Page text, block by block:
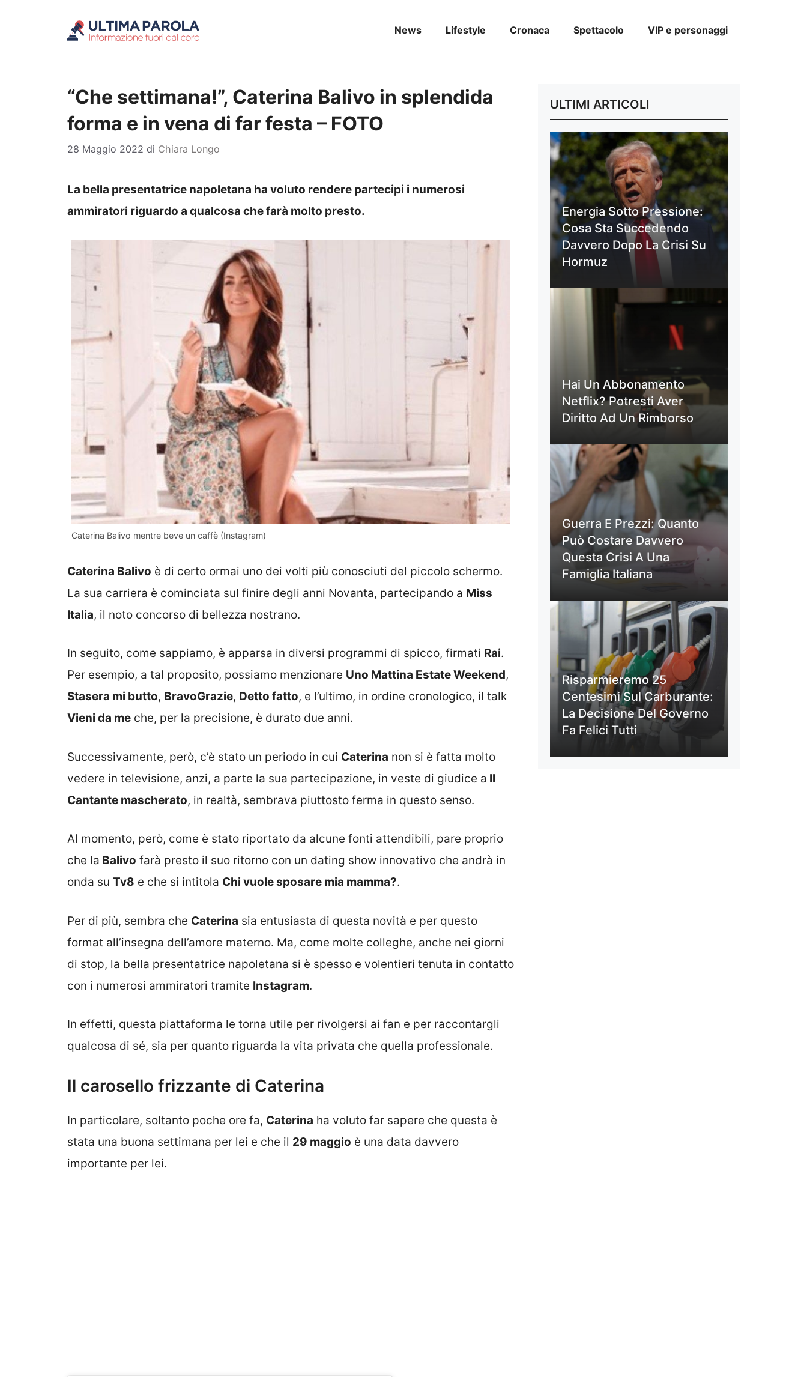
News Lifestyle Cronaca Spettacolo VIP e personaggi
“Che settimana!”, Caterina Balivo in splendida
forma e in vena di far festa – FOTO
28 Maggio 2022 di Chiara Longo
La bella presentatrice napoletana ha voluto rendere partecipi i numerosi
ammiratori riguardo a qualcosa che farà molto presto.
Caterina Balivo mentre beve un caffè (Instagram)
Caterina Balivo è di certo ormai uno dei volti più conosciuti del piccolo schermo.
La sua carriera è cominciata sul finire degli anni Novanta, partecipando a Miss
Italia, il noto concorso di bellezza nostrano.
In seguito, come sappiamo, è apparsa in diversi programmi di spicco, firmati Rai.
Per esempio, a tal proposito, possiamo menzionare Uno Mattina Estate Weekend,
Stasera mi butto, BravoGrazie, Detto fatto, e l’ultimo, in ordine cronologico, il talk
Vieni da me che, per la precisione, è durato due anni.
Successivamente, però, c’è stato un periodo in cui Caterina non si è fatta molto
vedere in televisione, anzi, a parte la sua partecipazione, in veste di giudice a Il
Cantante mascherato, in realtà, sembrava piuttosto ferma in questo senso.
Al momento, però, come è stato riportato da alcune fonti attendibili, pare proprio
che la Balivo farà presto il suo ritorno con un dating show innovativo che andrà in
onda su Tv8 e che si intitola Chi vuole sposare mia mamma?.
Per di più, sembra che Caterina sia entusiasta di questa novità e per questo
format all’insegna dell’amore materno. Ma, come molte colleghe, anche nei giorni
di stop, la bella presentatrice napoletana si è spesso e volentieri tenuta in contatto
con i numerosi ammiratori tramite Instagram.
In effetti, questa piattaforma le torna utile per rivolgersi ai fan e per raccontargli
qualcosa di sé, sia per quanto riguarda la vita privata che quella professionale.
Il carosello frizzante di Caterina
In particolare, soltanto poche ore fa, Caterina ha voluto far sapere che questa è
stata una buona settimana per lei e che il 29 maggio è una data davvero
importante per lei.
ULTIMI ARTICOLI
Energia Sotto Pressione:
Cosa Sta Succedendo
Davvero Dopo La Crisi Su
Hormuz
Hai Un Abbonamento
Netflix? Potresti Aver
Diritto Ad Un Rimborso
Guerra E Prezzi: Quanto
Può Costare Davvero
Questa Crisi A Una
Famiglia Italiana
Risparmieremo 25
Centesimi Sul Carburante:
La Decisione Del Governo
Fa Felici Tutti